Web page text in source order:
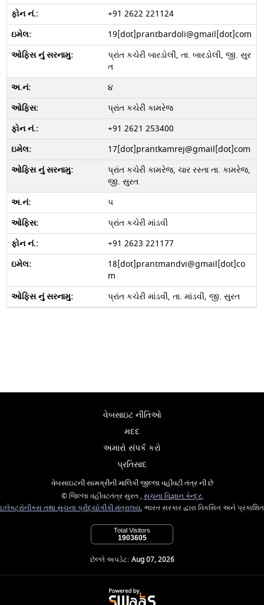
+91 2622 221124
19[dot]prantbardoli@gmail[dot]com
પ્રાંત કચેરી બારડોલી, તા. બારડોલી, જી. સુર
ત
૪
પ્રાંત કચેરી કામરેજ
+91 2621 253400
17[dot]prantkamrej@gmail[dot]com
પ્રાંત કચેરી કામરેજ, ચાર રસ્તા તા. કામરેજ,
જી. સુરત
૫
પ્રાંત કચેરી માંડવી
+91 2623 221177
18[dot]prantmandvi@gmail[dot]co
m
પ્રાંત કચેરી માંડવી, તા. માંડવી, જી. સુરત
વેબસાઇટ નીતિઓ
મદદ
અમારો સંપર્ક કરો
પ્રતિસાદ
વેબસાઇટની સામગ્રીની માલિકી જીલ્લા વહીવટી તંત્ર ની છે
© જિલ્લા વહીવટતંત્ર સુરત , સૂચના વિજ્ઞાન કેન્દ્ર,
ઇલેક્ટ્રોનીક્સ તથા સુચના પ્રૌદ્યોગીકી મંત્રાલય, ભારત સરકાર દ્વારા વિકસિત અને પ્રકાશિત
Total Visitors
1903605
છેલ્લે અપડેટ: Aug 07, 2026